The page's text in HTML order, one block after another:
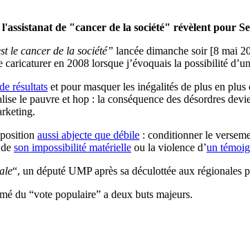
de "cancer de la société" révèlent pour
le cancer de la société” lancée dimanche soir [8 mai
en 2008 lorsque j’évoquais la possibilité
résultats et pour masquer les inégalités de plus en
le pauvre et hop : la conséquence des désordres
aussi abjecte que débile : conditionner le
son impossibilité matérielle ou la violence d’un
“, un député UMP après sa déculottée aux
du “vote populaire” a deux buts majeurs.